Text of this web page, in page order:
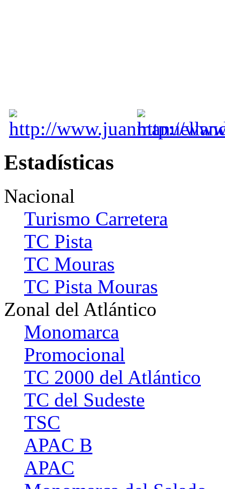
Estadísticas
Nacional
Turismo Carretera
TC Pista
TC Mouras
TC Pista Mouras
Zonal del Atlántico
Monomarca
Promocional
TC 2000 del Atlántico
TC del Sudeste
TSC
APAC B
APAC